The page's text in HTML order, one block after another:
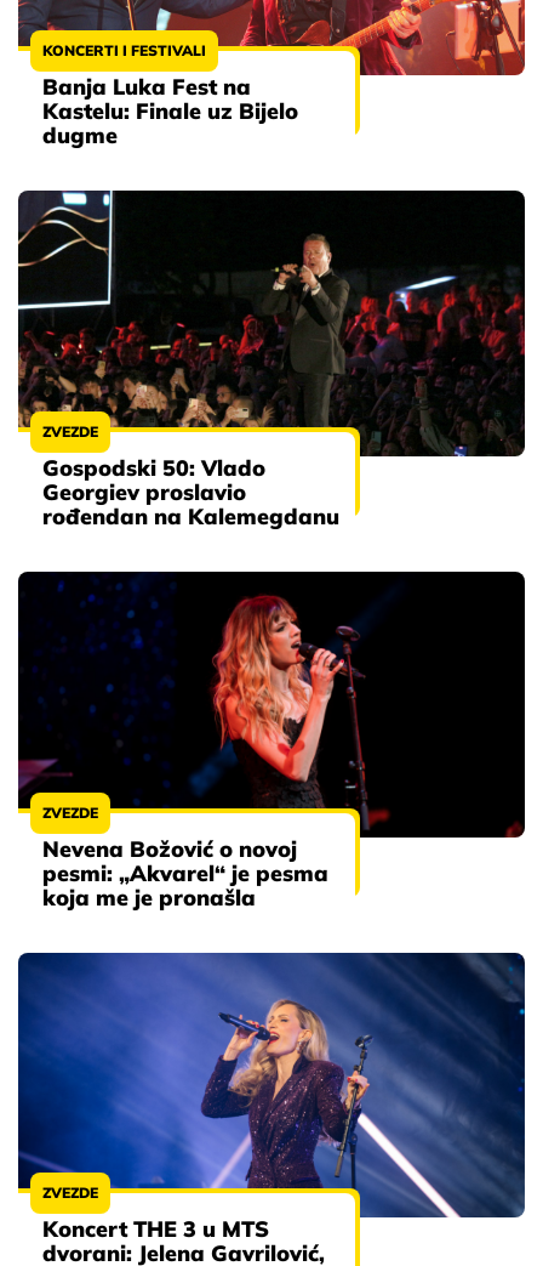
KONCERTI I FESTIVALI
Banja Luka Fest na
Kastelu: Finale uz Bijelo
dugme
ZVEZDE
Gospodski 50: Vlado
Georgiev proslavio
rođendan na Kalemegdanu
ZVEZDE
Nevena Božović o novoj
pesmi: „Akvarel“ je pesma
koja me je pronašla
ZVEZDE
Koncert THE 3 u MTS
dvorani: Jelena Gavrilović,